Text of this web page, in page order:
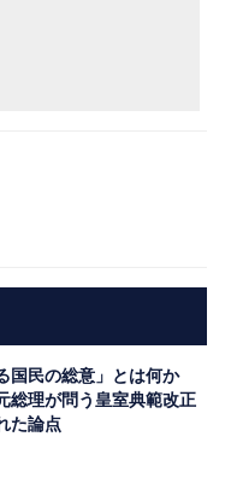
国民の総意」とは何か
理が問う皇室典範改正
た論点